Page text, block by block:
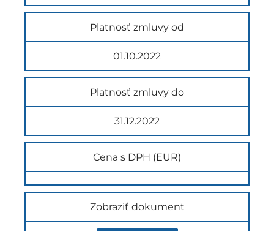
Platnosť zmluvy od
01.10.2022
Platnosť zmluvy do
31.12.2022
Cena s DPH (EUR)
Zobraziť dokument